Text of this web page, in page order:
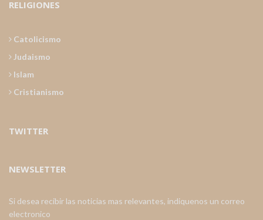
RELIGIONES
Catolicismo
Judaismo
Islam
Cristianismo
TWITTER
NEWSLETTER
Si desea recibir las noticias mas relevantes, indiquenos un correo
electronico